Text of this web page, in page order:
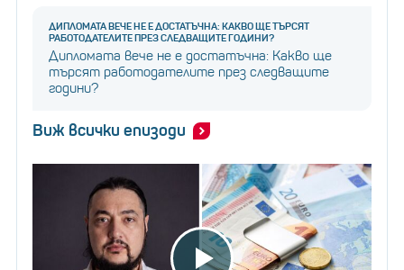
ДИПЛОМАТА ВЕЧЕ НЕ Е ДОСТАТЪЧНА: КАКВО ЩЕ ТЪРСЯТ
РАБОТОДАТЕЛИТЕ ПРЕЗ СЛЕДВАЩИТЕ ГОДИНИ?
Дипломата вече не е достатъчна: Какво ще
търсят работодателите през следващите
години?
Виж всички епизоди